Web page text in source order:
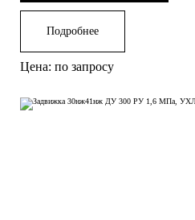
Подробнее
Цена: по запросу